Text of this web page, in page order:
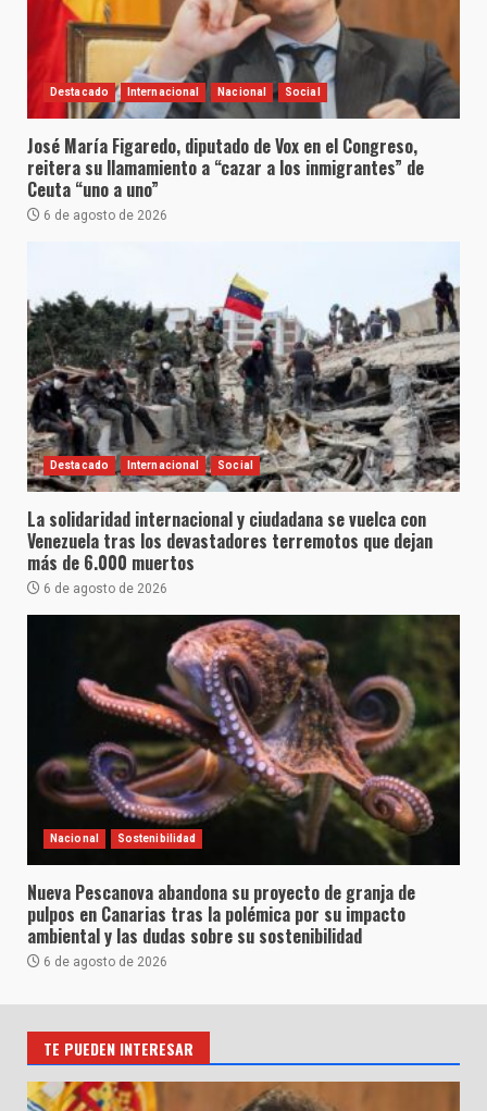
Destacado Internacional Nacional Social
José María Figaredo, diputado de Vox en el Congreso,
reitera su llamamiento a “cazar a los inmigrantes” de
Ceuta “uno a uno”
6 de agosto de 2026
Destacado Internacional Social
La solidaridad internacional y ciudadana se vuelca con
Venezuela tras los devastadores terremotos que dejan
más de 6.000 muertos
6 de agosto de 2026
Nacional Sostenibilidad
Nueva Pescanova abandona su proyecto de granja de
pulpos en Canarias tras la polémica por su impacto
ambiental y las dudas sobre su sostenibilidad
6 de agosto de 2026
TE PUEDEN INTERESAR